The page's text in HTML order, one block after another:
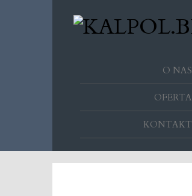
O NAS
OFERTA
KONTAKT